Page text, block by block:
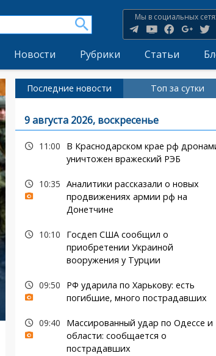
Мы в социальных
Новости Рубрики Статьи
Последние новости Топ за сутки
9 августа 2026, воскресенье
11:00
В Краснодарском крае рф
уничтожен вражеский РЭБ
10:35 Аналитики рассказали о новых
продвижениях армии рф на
Донетчине
10:10
Госдеп США сообщил о
приобретении Украиной
вооружения у Турции
09:50
РФ ударила по Харькову: есть
погибшие, много пострадавших
09:40
Массированный удар по Одессе и
области: сообщается о
пострадавших